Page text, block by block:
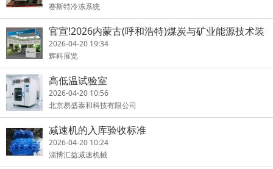
赛斯特冷冻系统
官宣!2026内蒙古(呼和浩特)煤炭与矿业能源技术装
备博览会
2026-04-20 19:34
辉科展览
高低温试验室
2026-04-20 10:56
北京易盛泰和科技有限公司
减速机的入库验收标准
2026-04-20 10:24
淄博汇益减速机械